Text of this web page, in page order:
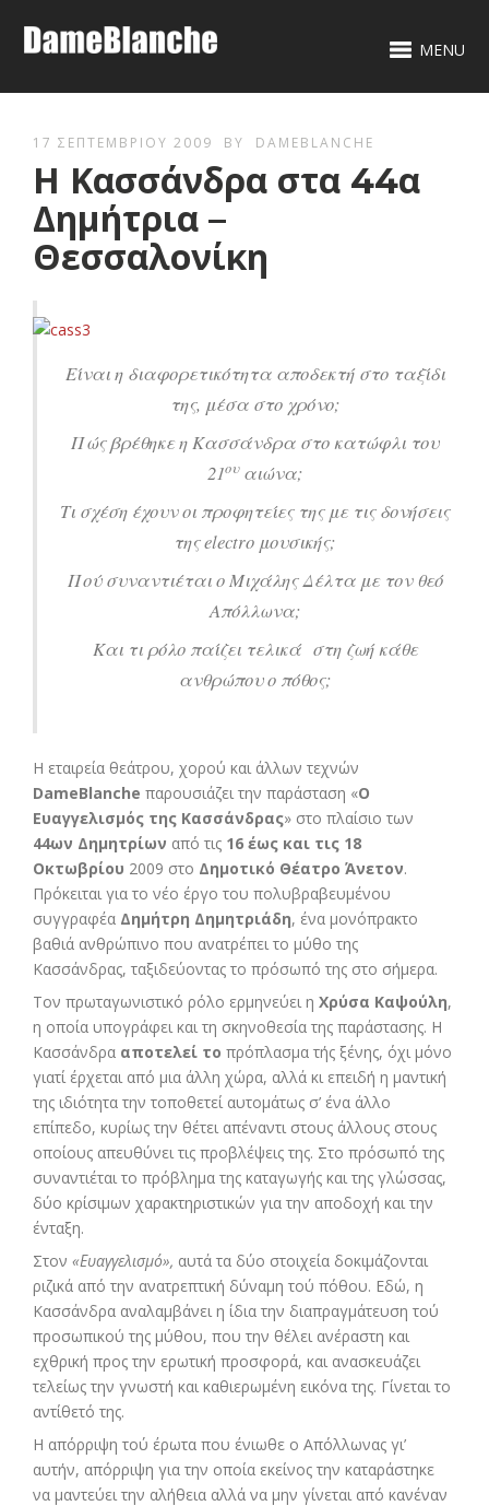
MENU
17 ΣΕΠΤΕΜΒΡΊΟΥ 2009 BY DAMEBLANCHE
Η Κασσάνδρα στα 44α
Δημήτρια –
Θεσσαλονίκη
Είναι η διαφορετικότητα αποδεκτή στο ταξίδι
της, μέσα στο χρόνο;
Πώς βρέθηκε η Κασσάνδρα στο κατώφλι του
21ουαιώνα;
Τι σχέση έχουν οι προφητείες της με τις δονήσεις
τηςelectro μουσικής;
Πού συναντιέται ο Μιχάλης Δέλτα με τον θεό
Απόλλωνα;
Και τι ρόλο παίζει τελικά στη ζωή κάθε
ανθρώπου ο πόθος;
Η εταιρεία θεάτρου, χορού και άλλων τεχνών
DameBlanche παρουσιάζει την παράσταση «Ο
Ευαγγελισμός της Κασσάνδρας» στο πλαίσιο των
44ων Δημητρίων από τις 16 έως και τις 18
Οκτωβρίου 2009 στο Δημοτικό Θέατρο Άνετον.
Πρόκειται για το νέο έργο του πολυβραβευμένου
συγγραφέα Δημήτρη Δημητριάδη, ένα μονόπρακτο
βαθιά ανθρώπινο που ανατρέπει το μύθο της
Κασσάνδρας, ταξιδεύοντας το πρόσωπό της στο σήμερα.
Τον πρωταγωνιστικό ρόλο ερμηνεύει ηΧρύσα Καψούλη,
η οποία υπογράφει και τη σκηνοθεσία της παράστασης. Η
Κασσάνδρα αποτελεί τοπρόπλασμα τής ξένης, όχι μόνο
γιατί έρχεται από μια άλλη χώρα, αλλά κι επειδή η μαντική
της ιδιότητα την τοποθετεί αυτομάτως σ’ ένα άλλο
επίπεδο, κυρίως την θέτει απέναντι στους άλλους στους
οποίους απευθύνει τις προβλέψεις της. Στο πρόσωπό της
συναντιέται το πρόβλημα της καταγωγής και της γλώσσας,
δύο κρίσιμων χαρακτηριστικών για την αποδοχή και την
ένταξη.
Στον«Ευαγγελισμό», αυτά τα δύο στοιχεία δοκιμάζονται
ριζικά από την ανατρεπτική δύναμη τού πόθου. Εδώ, η
Κασσάνδρα αναλαμβάνει η ίδια την διαπραγμάτευση τού
προσωπικού της μύθου, που την θέλει ανέραστη και
εχθρική προς την ερωτική προσφορά, και ανασκευάζει
τελείως την γνωστή και καθιερωμένη εικόνα της. Γίνεται το
αντίθετό της.
Η απόρριψη τού έρωτα που ένιωθε ο Απόλλωνας γι’
αυτήν, απόρριψη για την οποία εκείνος την καταράστηκε
να μαντεύει την αλήθεια αλλά να μην γίνεται από κανέναν